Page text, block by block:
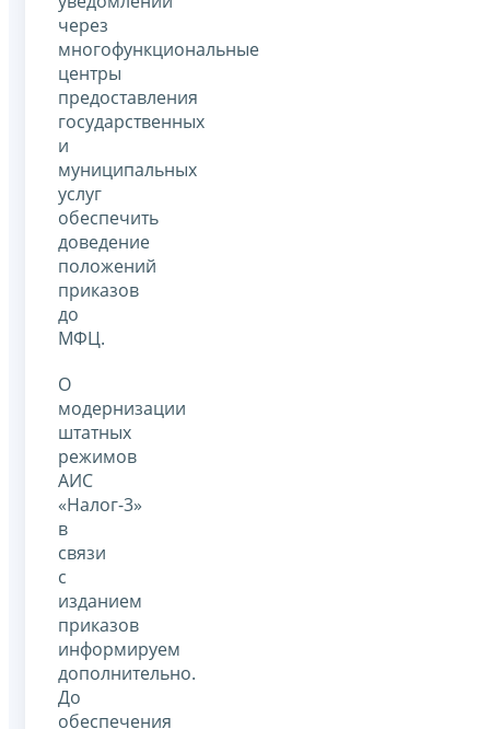
через
многофункциональные
центры
предоставления
государственных
и
муниципальных
услуг
обеспечить
доведение
положений
приказов
до
МФЦ.
О
модернизации
штатных
режимов
АИС
«Налог-3»
в
связи
с
изданием
приказов
информируем
дополнительно.
До
обеспечения